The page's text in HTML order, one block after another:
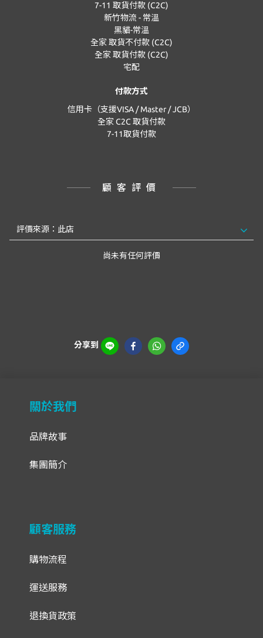
7-11 取貨付款 (C2C)
新竹物流 - 常溫
黑貓-常溫
全家 取貨不付款 (C2C)
全家 取貨付款 (C2C)
宅配
付款方式
信用卡（支援VISA / Master / JCB）
全家 C2C 取貨付款
7-11取貨付款
顧客評價
尚未有任何評價
分享到
關於我們
品牌故事
集團簡介
顧客服務
購物流程
運送服務
退換貨政策